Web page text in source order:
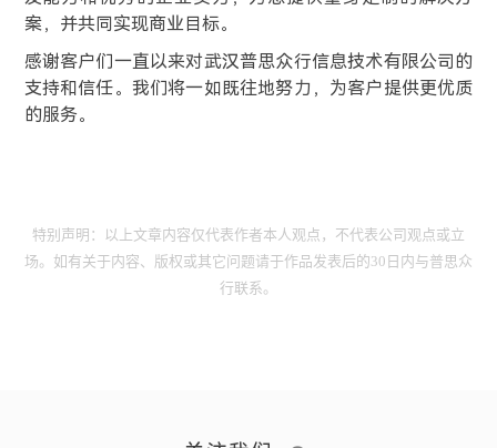
案，并共同实现商业目标。
感谢客户们一直以来对武汉普思众行信息技术有限公司的
支持和信任。我们将一如既往地努力，为客户提供更优质
的服务。
特别声明：以上文章内容仅代表作者本人观点，不代表公司观点或立
场。如有关于内容、版权或其它问题请于作品发表后的30日内与普思众
行联系。